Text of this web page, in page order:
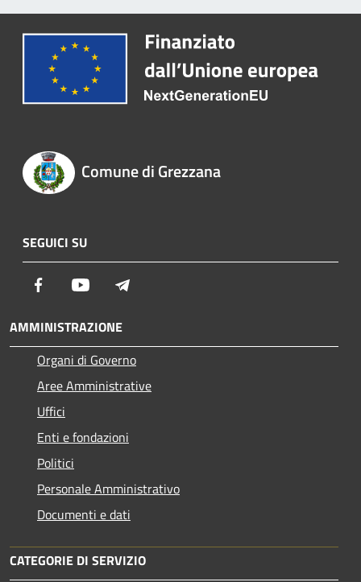
Comune di Grezzana
SEGUICI SU
Facebook Youtube
AMMINISTRAZIONE
Organi di Governo
Aree Amministrative
Uffici
Enti e fondazioni
Politici
Personale Amministrativo
Documenti e dati
CATEGORIE DI SERVIZIO